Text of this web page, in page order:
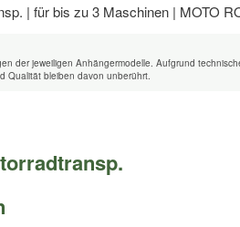
der jeweiligen Anhängermodelle. Aufgrund
Qualität bleiben davon unberührt.